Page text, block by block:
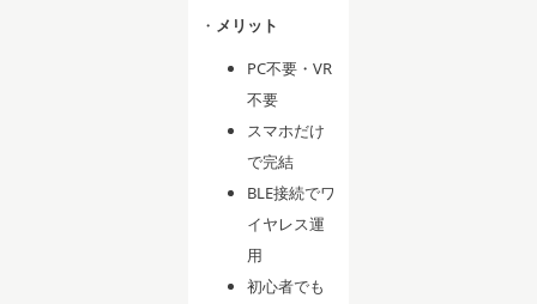
・ メリット
PC不要・VR
不要
スマホだけ
で完結
BLE接続でワ
イヤレス運
用
初心者でも